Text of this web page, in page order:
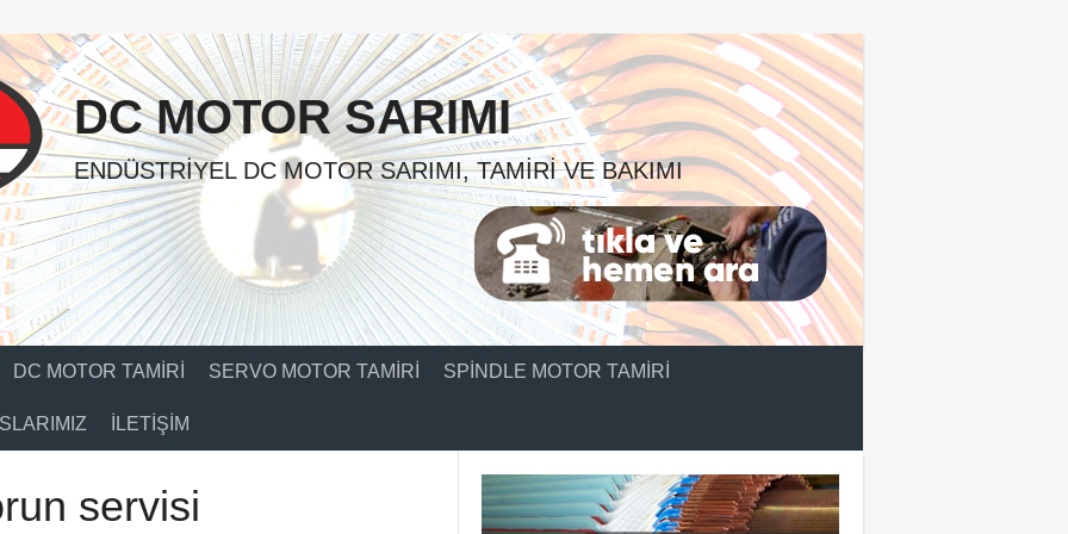
DC MOTOR SARIMI
ENDÜSTRIYEL DC MOTOR SARIMI, TAMIRI VE BAKIMI
DC MOTOR TAMIRI SERVO MOTOR TAMIRI SPINDLE MOTOR TAMIRI
İLETIŞIM
servisi